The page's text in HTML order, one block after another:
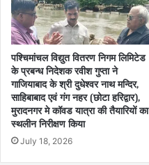
पश्चिमांचल विद्युत वितरण निगम लिमिटेड
के प्रबन्ध निदेशक रवीश गुप्ता ने
गाजियाबाद के श्री दुधेश्वर नाथ मन्दिर,
साहिबाबाद एवं गंग नहर (छोटा हरिद्वार),
मुरादनगर मे कॉवड यात्रा की तैयारियों का
स्थलीन निरीक्षण किया
July 18, 2026